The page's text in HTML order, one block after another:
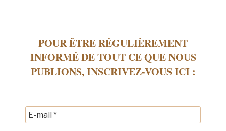
POUR ÊTRE RÉGULIÈREMENT
INFORMÉ DE TOUT CE QUE NOUS
PUBLIONS, INSCRIVEZ-VOUS ICI :